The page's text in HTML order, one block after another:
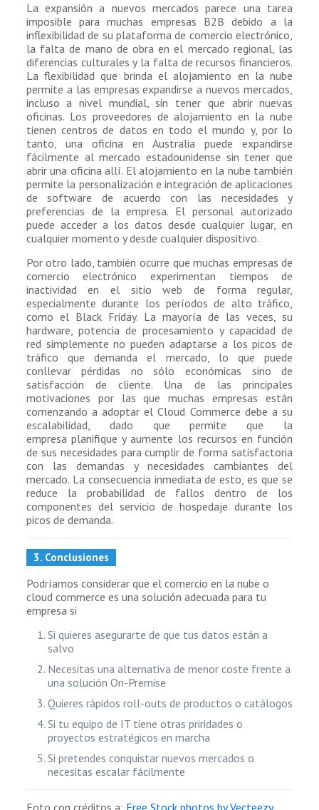
La expansión a nuevos mercados parece una tarea
imposible para muchas empresas B2B debido a la
inflexibilidad de su plataforma de comercio electrónico,
la falta de mano de obra en el mercado regional, las
diferencias culturales y la falta de recursos financieros.
La flexibilidad que brinda el alojamiento en la nube
permite a las empresas expandirse a nuevos mercados,
incluso a nivel mundial, sin tener que abrir nuevas
oficinas. Los proveedores de alojamiento en la nube
tienen centros de datos en todo el mundo y, por lo
tanto, una oficina en Australia puede expandirse
fácilmente al mercado estadounidense sin tener que
abrir una oficina allí. El alojamiento en la nube también
permite la personalización e integración de aplicaciones
de software de acuerdo con las necesidades y
preferencias de la empresa. El personal autorizado
puede acceder a los datos desde cualquier lugar, en
cualquier momento y desde cualquier dispositivo.
Por otro lado, también ocurre que muchas empresas de
comercio electrónico experimentan tiempos de
inactividad en el sitio web de forma regular,
especialmente durante los períodos de alto tráfico,
como el Black Friday. La mayoría de las veces, su
hardware, potencia de procesamiento y capacidad de
red simplemente no pueden adaptarse a los picos de
tráfico que demanda el mercado, lo que puede
conllevar pérdidas no sólo económicas sino de
satisfacción de cliente. Una de las principales
motivaciones por las que muchas empresas están
comenzando a adoptar el Cloud Commerce debe a su
escalabilidad, dado que permite que la
empresa planifique y aumente los recursos en función
de sus necesidades para cumplir de forma satisfactoria
con las demandas y necesidades cambiantes del
mercado. La consecuencia inmediata de esto, es que se
reduce la probabilidad de fallos dentro de los
componentes del servicio de hospedaje durante los
picos de demanda.
3. Conclusiones
Podríamos considerar que el comercio en la nube o
cloud commerce es una solución adecuada para tu
empresa si
Si quieres asegurarte de que tus datos están a
salvo
Necesitas una alternativa de menor coste frente a
una solución On-Premise
Quieres rápidos roll-outs de productos o catálogos
Si tu equipo de IT tiene otras priridades o
proyectos estratégicos en marcha
Si pretendes conquistar nuevos mercados o
necesitas escalar fácilmente